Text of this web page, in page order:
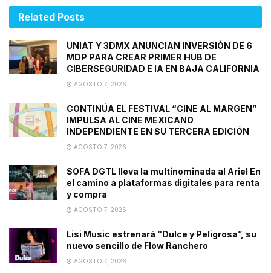
Related Posts
UNIAT Y 3DMX ANUNCIAN INVERSIÓN DE 6
MDP PARA CREAR PRIMER HUB DE
CIBERSEGURIDAD E IA EN BAJA CALIFORNIA
AGOSTO 7, 2026
CONTINÚA EL FESTIVAL “CINE AL MARGEN”
IMPULSA AL CINE MEXICANO
INDEPENDIENTE EN SU TERCERA EDICIÓN
AGOSTO 7, 2026
SOFA DGTL lleva la multinominada al Ariel En
el camino a plataformas digitales para renta
y compra
AGOSTO 7, 2026
Lisi Music estrenará “Dulce y Peligrosa”, su
nuevo sencillo de Flow Ranchero
AGOSTO 7, 2026